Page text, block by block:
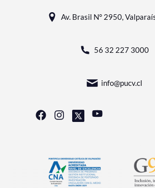
Av. Brasil N° 2950,
56 32 227 3000
info@pucv.cl